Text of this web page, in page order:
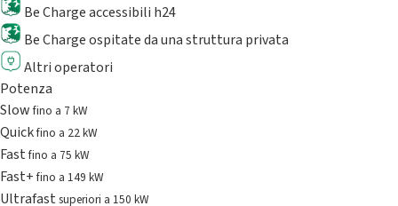
Be Charge accessibili h24
Be Charge ospitate da una struttura privata
Altri operatori
Potenza
Slowfino a 7 kW
Quickfino a 22 kW
Fastfino a 75 kW
Fast+fino a 149 kW
Ultrafast superiori a 150 kW